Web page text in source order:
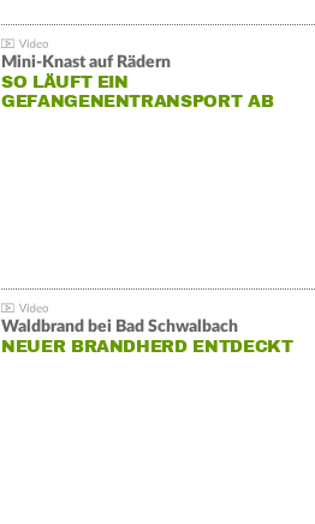
Mini-Knast auf Rädern
SO LÄUFT EIN
GEFANGENENTRANSPORT AB
Waldbrand bei Bad Schwalbach
NEUER BRANDHERD ENTDECKT